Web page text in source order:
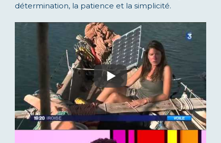
détermination, la patience et la simplicité.